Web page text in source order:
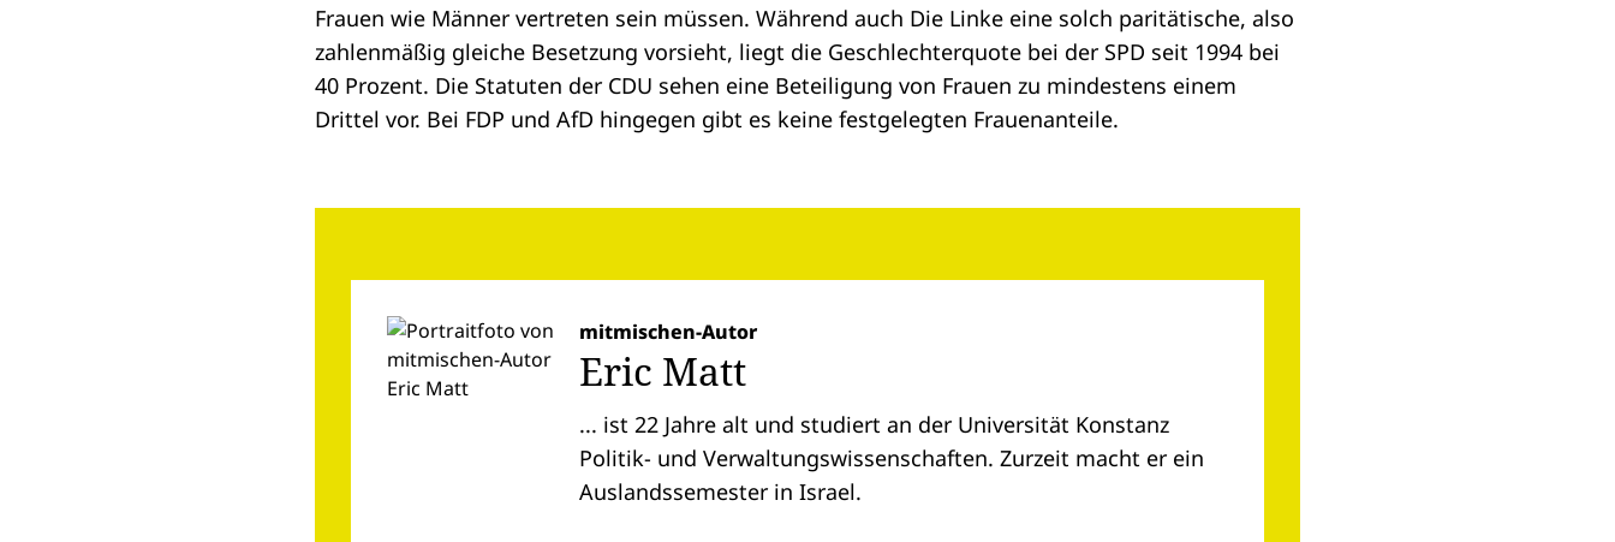
Frauen wie Männer vertreten sein müssen. Während auch Die Linke eine solch paritätische, also
zahlenmäßig gleiche Besetzung vorsieht, liegt die Geschlechterquote bei der SPD seit 1994 bei
40 Prozent. Die Statuten der CDU sehen eine Beteiligung von Frauen zu mindestens einem
Drittel vor. Bei FDP und AfD hingegen gibt es keine festgelegten Frauenanteile.
mitmischen-Autor
Eric Matt
... ist 22 Jahre alt und studiert an der Universität Konstanz
Politik- und Verwaltungswissenschaften. Zurzeit macht er ein
Auslandssemester in Israel.